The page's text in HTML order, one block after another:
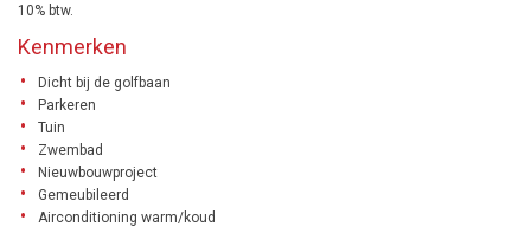
10% btw.
Kenmerken
Dicht bij de golfbaan
Parkeren
Tuin
Zwembad
Nieuwbouwproject
Gemeubileerd
Airconditioning warm/koud